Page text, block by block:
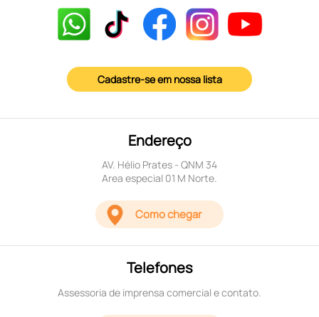
Cadastre-se em nossa lista
Endereço
AV. Hélio Prates - QNM 34
Area especial 01 M Norte.
Como chegar
Telefones
Assessoria de imprensa comercial e contato.